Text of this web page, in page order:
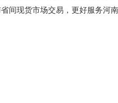
间现货市场交易，更好服务河